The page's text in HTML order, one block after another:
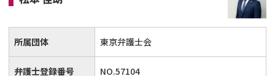
所属団体 東京弁護士会
弁護士登録番号 NO.57104